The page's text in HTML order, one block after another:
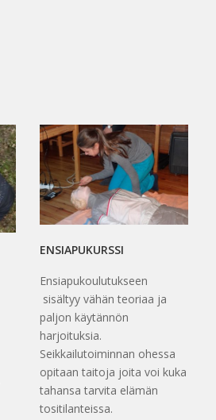
ENSIAPUKURSSI
Ensiapukoulutukseen
sisältyy vähän teoriaa ja
paljon käytännön
harjoituksia.
Seikkailutoiminnan ohessa
opitaan taitoja joita voi kuka
tahansa tarvita elämän
tositilanteissa.